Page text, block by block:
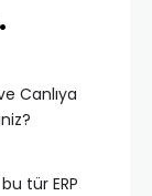
Canlıya
tür ERP